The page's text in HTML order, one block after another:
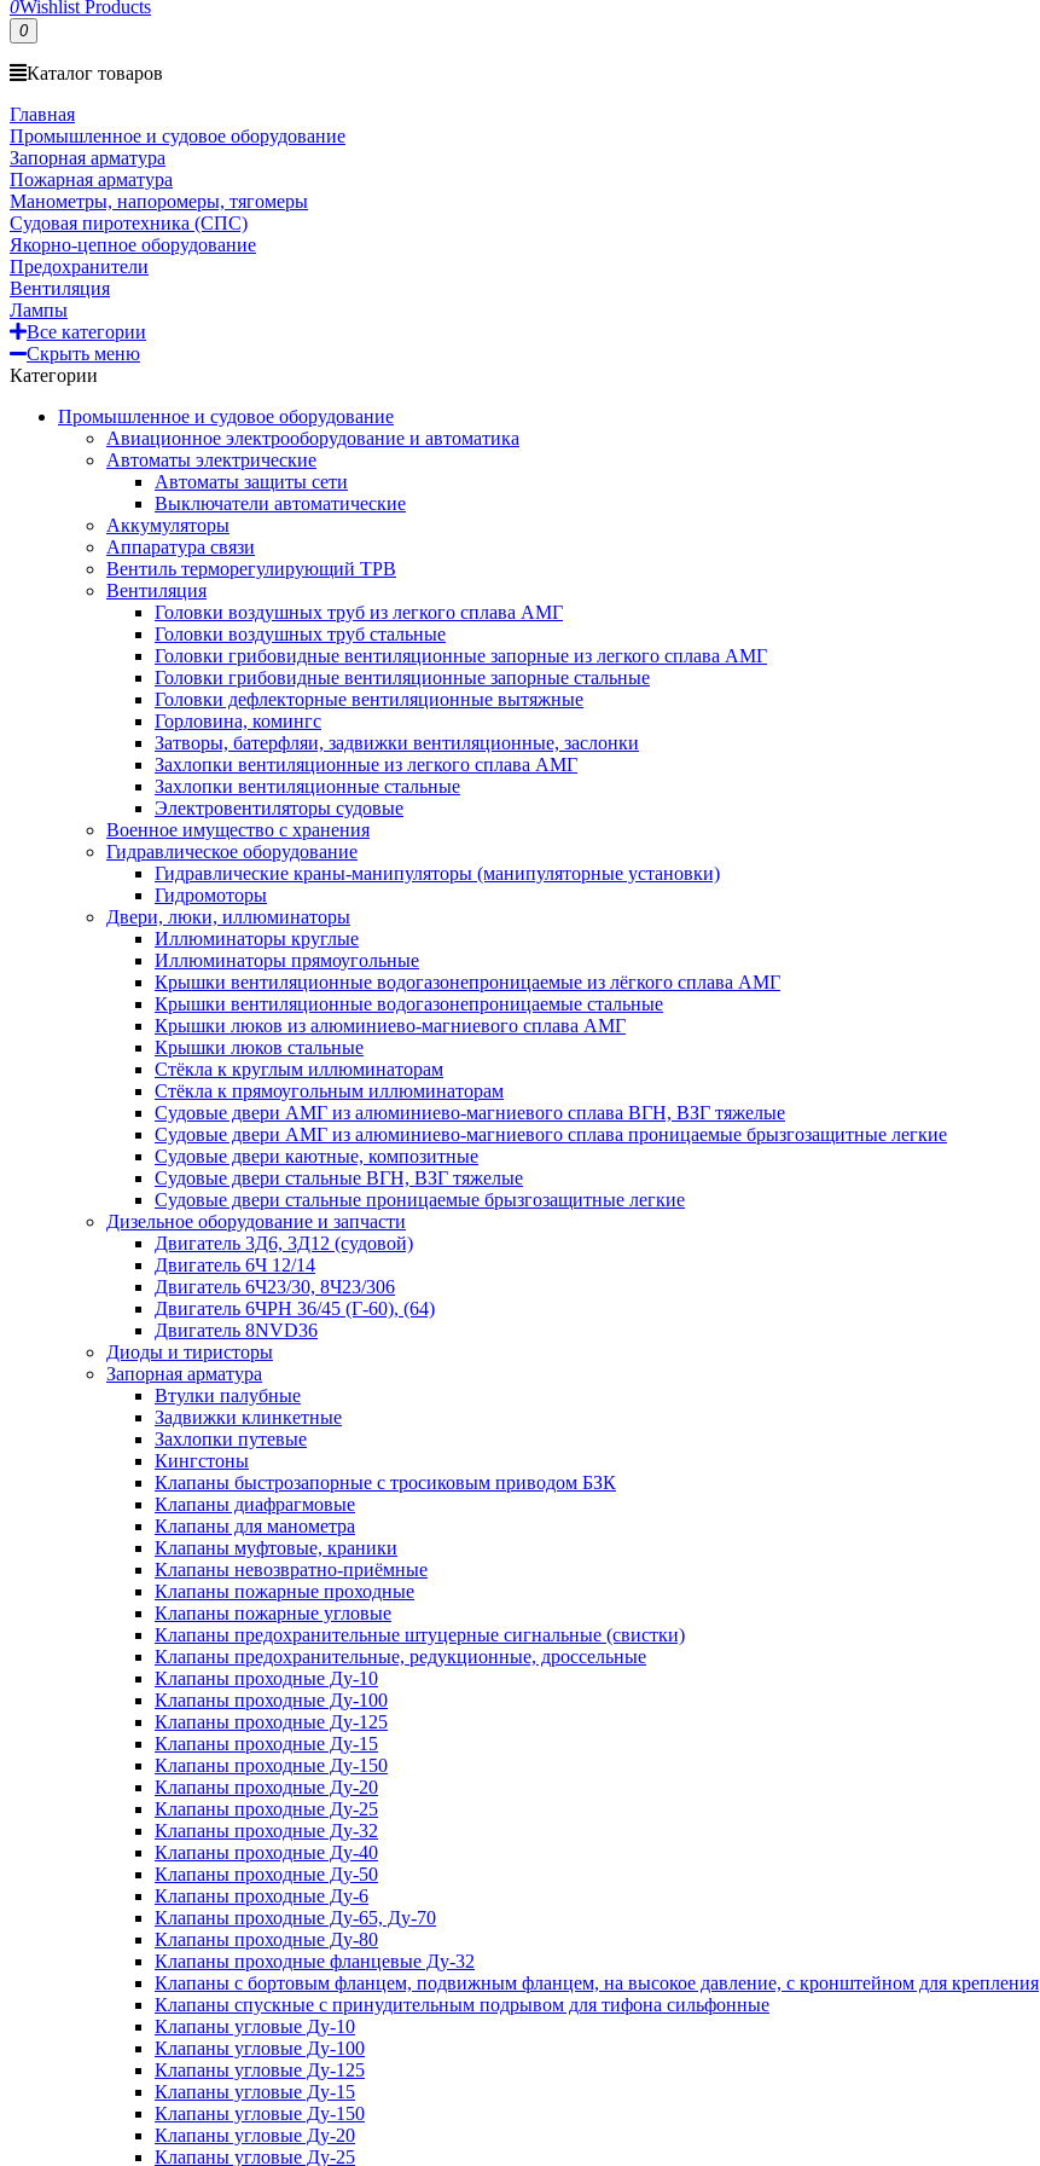
0Wishlist Products
0
Каталог товаров
Главная
Промышленное и судовое оборудование
Запорная арматура
Пожарная арматура
Манометры, напоромеры, тягомеры
Судовая пиротехника (СПС)
Якорно-цепное оборудование
Предохранители
Вентиляция
Лампы
Все категории
Скрыть меню
Категории
Промышленное и судовое оборудование
Авиационное электрооборудование и автоматика
Автоматы электрические
Автоматы защиты сети
Выключатели автоматические
Аккумуляторы
Аппаратура связи
Вентиль терморегулирующий ТРВ
Вентиляция
Головки воздушных труб из легкого сплава АМГ
Головки воздушных труб стальные
Головки грибовидные вентиляционные запорные из легкого сплава АМГ
Головки грибовидные вентиляционные запорные стальные
Головки дефлекторные вентиляционные вытяжные
Горловина, комингс
Затворы, батерфляи, задвижки вентиляционные, заслонки
Захлопки вентиляционные из легкого сплава АМГ
Захлопки вентиляционные стальные
Электровентиляторы судовые
Военное имущество с хранения
Гидравлическое оборудование
Гидравлические краны-манипуляторы (манипуляторные установки)
Гидромоторы
Двери, люки, иллюминаторы
Иллюминаторы круглые
Иллюминаторы прямоугольные
Крышки вентиляционные водогазонепроницаемые из лёгкого сплава АМГ
Крышки вентиляционные водогазонепроницаемые стальные
Крышки люков из алюминиево-магниевого сплава АМГ
Крышки люков стальные
Стёкла к круглым иллюминаторам
Стёкла к прямоугольным иллюминаторам
Судовые двери АМГ из алюминиево-магниевого сплава ВГН, ВЗГ тяжелые
Судовые двери АМГ из алюминиево-магниевого сплава проницаемые брызгозащитные легкие
Судовые двери каютные, композитные
Судовые двери стальные ВГН, ВЗГ тяжелые
Судовые двери стальные проницаемые брызгозащитные легкие
Дизельное оборудование и запчасти
Двигатель 3Д6, 3Д12 (судовой)
Двигатель 6Ч 12/14
Двигатель 6Ч23/30, 8Ч23/306
Двигатель 6ЧРН 36/45 (Г-60), (64)
Двигатель 8NVD36
Диоды и тиристоры
Запорная арматура
Втулки палубные
Задвижки клинкетные
Захлопки путевые
Кингстоны
Клапаны быстрозапорные с тросиковым приводом БЗК
Клапаны диафрагмовые
Клапаны для манометра
Клапаны муфтовые, краники
Клапаны невозвратно-приёмные
Клапаны пожарные проходные
Клапаны пожарные угловые
Клапаны предохранительные штуцерные сигнальные (свистки)
Клапаны предохранительные, редукционные, дроссельные
Клапаны проходные Ду-10
Клапаны проходные Ду-100
Клапаны проходные Ду-125
Клапаны проходные Ду-15
Клапаны проходные Ду-150
Клапаны проходные Ду-20
Клапаны проходные Ду-25
Клапаны проходные Ду-32
Клапаны проходные Ду-40
Клапаны проходные Ду-50
Клапаны проходные Ду-6
Клапаны проходные Ду-65, Ду-70
Клапаны проходные Ду-80
Клапаны проходные фланцевые Ду-32
Клапаны с бортовым фланцем, подвижным фланцем, на высокое давление, с кронштейном для крепления
Клапаны спускные с принудительным подрывом для тифона сильфонные
Клапаны угловые Ду-10
Клапаны угловые Ду-100
Клапаны угловые Ду-125
Клапаны угловые Ду-15
Клапаны угловые Ду-150
Клапаны угловые Ду-20
Клапаны угловые Ду-25